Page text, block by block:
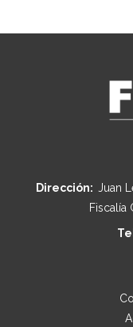
Dirección: Juan
Fiscalía